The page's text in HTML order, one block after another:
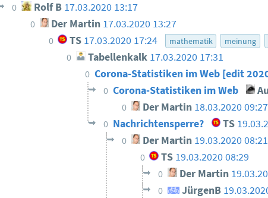
0 Rolf B 17.03.2020 13:17
0 Der Martin 17.03.2020 13:27
0 TS 17.03.2020 17:24 mathematik meinung
0 Tabellenkalk 17.03.2020 17:31
0 Corona-Statistiken im Web [edit
0 Corona-Statistiken im Web
0 Der Martin 18.03.2020 09:27
0 Nachrichtensperre? TS
0 Der Martin 19.03.2020 08:21
0 TS 19.03.2020 08:29
0 Der Martin
0 JürgenB